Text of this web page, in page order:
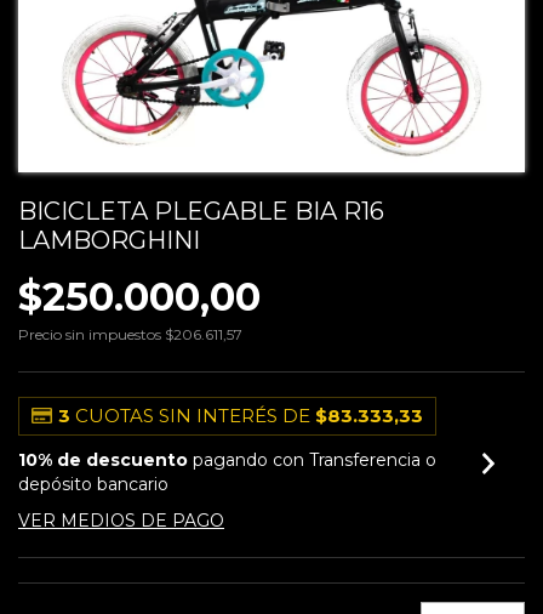
BICICLETA PLEGABLE BIA R16
LAMBORGHINI
$250.000,00
Precio sin impuestos $206.611,57
3 CUOTAS SIN INTERÉS DE $83.333,33
10% de descuento pagando con Transferencia o
depósito bancario
VER MEDIOS DE PAGO